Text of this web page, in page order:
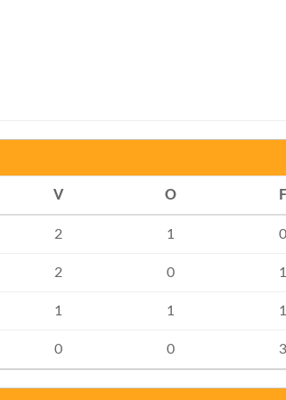
V O F
2 1 0
2 0 1
1 1 1
0 0 3